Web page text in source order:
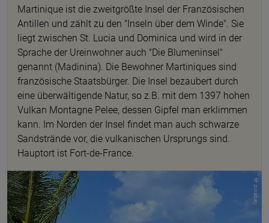
Martinique ist die zweitgrößte Insel der Französischen
Antillen und zählt zu den "Inseln über dem Winde". Sie
liegt zwischen St. Lucia und Dominica und wird in der
Sprache der Ureinwohner auch "Die Blumeninsel"
genannt (Madinina). Die Bewohner Martiniques sind
französische Staatsbürger. Die Insel bezaubert durch
eine überwältigende Natur, so z.B. mit dem 1397 hohen
Vulkan Montagne Pelee, dessen Gipfel man erklimmen
kann. Im Norden der Insel findet man auch schwarze
Sandstrände vor, die vulkanischen Ursprungs sind.
Hauptort ist Fort-de-France.
© pixabay